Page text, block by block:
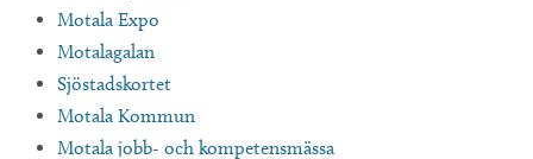
Motala Expo
Motalagalan
Sjöstadskortet
Motala Kommun
Motala jobb- och kompetensmässa